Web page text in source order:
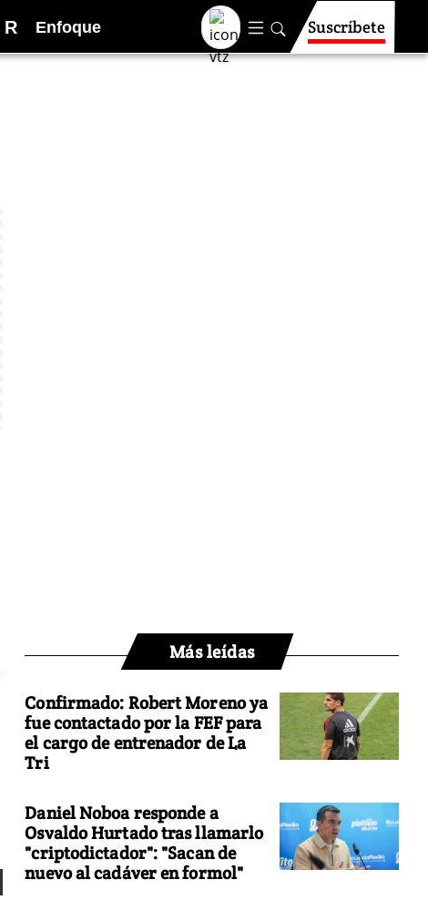
R Enfoque Suscríbete
​Así se vive la ola de frío en Europa
Más leídas
Confirmado: Robert Moreno ya
fue contactado por la FEF para
el cargo de entrenador de La
Tri
Daniel Noboa responde a
Osvaldo Hurtado tras llamarlo
"criptodictador": "Sacan de
nuevo al cadáver en formol"